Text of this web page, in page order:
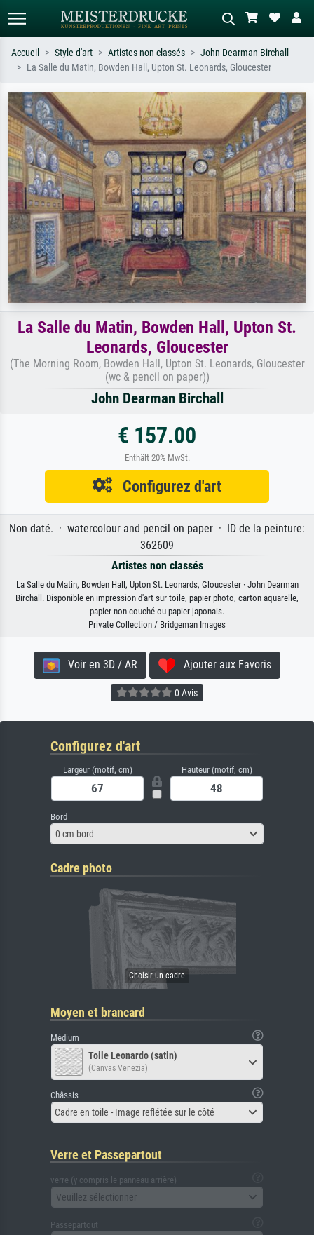
Recherchez par artiste, titre ou style –
ex. Monet, Nuit étoilée,
impressionnisme, vague de Hokusai,
nu.
Décrivez la scène – ex. prairie verte,
abstrait avec beaucoup de rouge,
tableau sombre, nu debout près d'un
arbre.
Accueil Style d'art Artistes non classés
John Dearman Birchall
La Salle du Matin, Bowden Hall, Upton St. Leonards, Gloucester
La Salle du Matin, Bowden Hall, Upton St.
Leonards, Gloucester
(The Morning Room, Bowden Hall, Upton St. Leonards, Gloucester
(wc & pencil on paper))
John Dearman Birchall
€ 157.00
Enthält 20% MwSt.
Configurez d'art
Non daté. · watercolour and pencil on paper · ID de la peinture:
362609
Artistes non classés
La Salle du Matin, Bowden Hall, Upton St. Leonards, Gloucester · John Dearman
Birchall. Disponible en impression d'art sur toile, papier photo, carton aquarelle,
papier non couché ou papier japonais.
Private Collection / Bridgeman Images
Voir en 3D / AR Ajouter aux Favoris
0 Avis
Configurez d'art
Largeur (motif, cm) Hauteur (motif, cm)
Bord
0 cm bord
Cadre photo
Moyen et brancard
Médium
Toile Leonardo (satin)
(Canvas Venezia)
Châssis
Cadre en toile - Image reflétée sur le côté
Verre et Passepartout
verre (y compris le panneau arrière)
Veuillez sélectionner
Passepartout